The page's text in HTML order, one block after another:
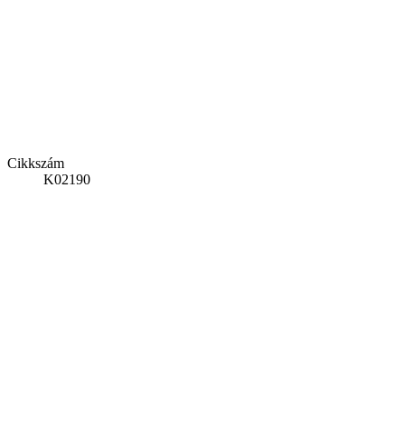
Cikkszám
K02190